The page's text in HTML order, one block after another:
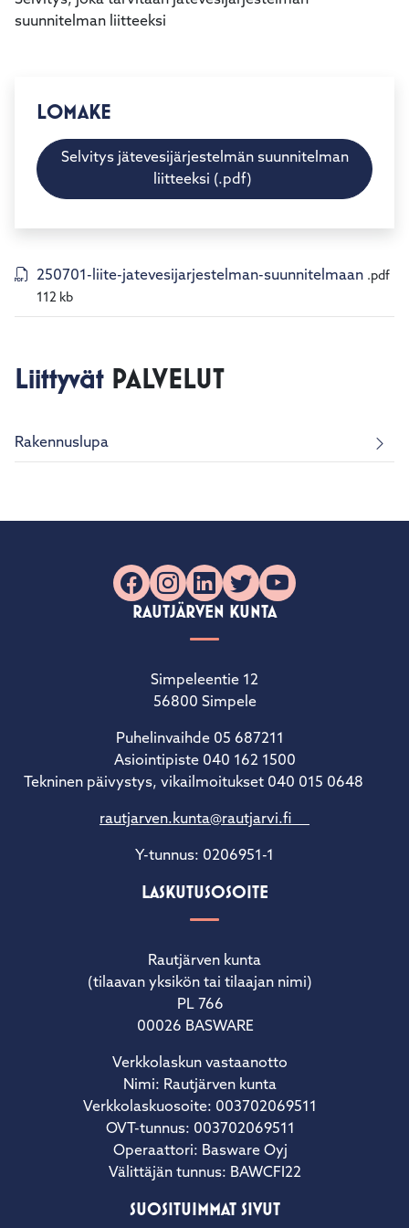
kosketus-
suunnitelman liitteeksi
LOMAKE
Selvitys jätevesijärjestelmän suunnitelman
liitteeksi (.pdf)
250701-liite-jatevesijarjestelman-suunnitelmaan .pdf
112 kb
Liittyvät PALVELUT
Rakennuslupa
Facebook
Instagram
LinkedIn
X YouTube
RAUTJÄRVEN KUNTA
Simpeleentie 12
56800 Simpele
Puhelinvaihde 05 687211
Asiointipiste 040 162 1500
Tekninen päivystys, vikailmoitukset 040 015 0648
rautjarven.kunta@rautjarvi.fi
Y-tunnus: 0206951-1
LASKUTUSOSOITE
Rautjärven kunta
(tilaavan yksikön tai tilaajan nimi)
PL 766
00026 BASWARE
Verkkolaskun vastaanotto
Nimi: Rautjärven kunta
Verkkolaskuosoite: 003702069511
OVT-tunnus: 003702069511
Operaattori: Basware Oyj
Välittäjän tunnus: BAWCFI22
SUOSITUIMMAT SIVUT